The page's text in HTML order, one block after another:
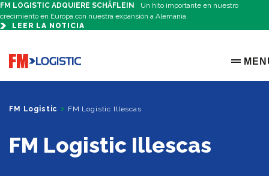
FM LOGISTIC ADQUIERE SCHÄFLEIN
Un hito importante en nuestro
crecimiento en Europa con nuestra expansión a Alemania.
LEER LA NOTICIA
Go to home page
OPEN
FM Logistic FM Logistic Illescas
FM Logistic Illescas